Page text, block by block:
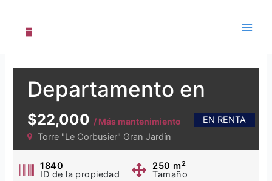
contenido
Departamento en
Renta en Gran Jardín
$22,000/ Más mantenimiento
EN RENTA
Torre "Le Corbusier" Gran Jardín
1840
ID de la propiedad
250 m2
Tamaño